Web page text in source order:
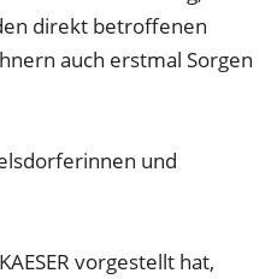
direkt betroffenen
auch erstmal Sorgen
und
vorgestellt hat,